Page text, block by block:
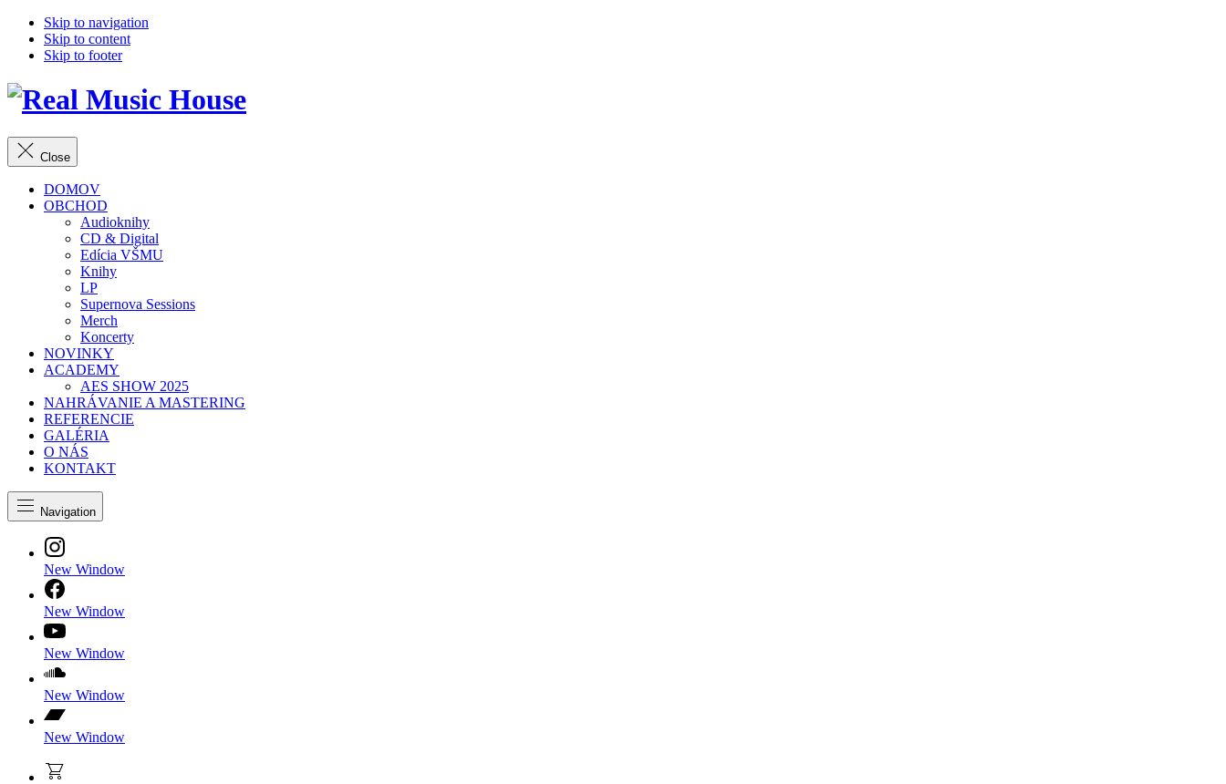
Skip to navigation
Skip to content
Skip to footer
Close
DOMOV
OBCHOD
Audioknihy
CD & Digital
Edícia VŠMU
Knihy
LP
Supernova Sessions
Merch
Koncerty
NOVINKY
ACADEMY
AES SHOW 2025
NAHRÁVANIE A MASTERING
REFERENCIE
GALÉRIA
O NÁS
KONTAKT
Navigation
New Window
New Window
New Window
New Window
New Window